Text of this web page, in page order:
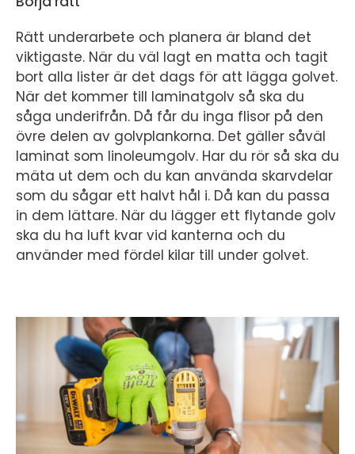
Rätt underarbete och planera är bland det
viktigaste. När du väl lagt en matta och tagit
bort alla lister är det dags för att lägga golvet.
När det kommer till laminatgolv så ska du
såga underifrån. Då får du inga flisor på den
övre delen av golvplankorna. Det gäller såväl
laminat som linoleumgolv. Har du rör så ska du
mäta ut dem och du kan använda skarvdelar
som du sågar ett halvt hål i. Då kan du passa
in dem lättare. När du lägger ett flytande golv
ska du ha luft kvar vid kanterna och du
använder med fördel kilar till under golvet.